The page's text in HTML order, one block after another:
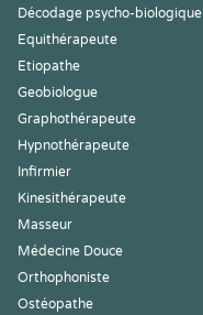
Décodage psycho-biologique
Equithérapeute
Etiopathe
Geobiologue
Graphothérapeute
Hypnothérapeute
Infirmier
Kinesithérapeute
Masseur
Médecine Douce
Orthophoniste
Ostéopathe